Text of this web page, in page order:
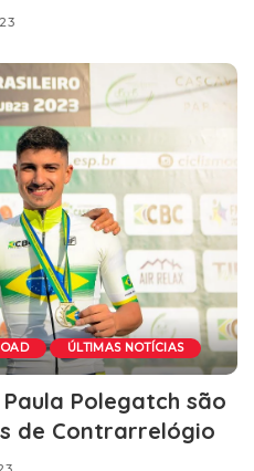
ÚLTIMAS NOTÍCIAS
Polegatch são
de Contrarrelógio